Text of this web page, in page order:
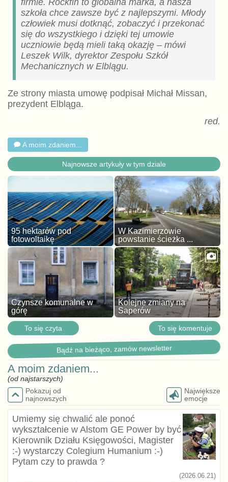
firmie. Rockfin to globalna marka, a nasza
szkoła chce zawsze być z najlepszymi. Młody
człowiek musi dotknąć, zobaczyć i przekonać
się do wszystkiego i dzięki tej umowie
uczniowie będą mieli taką okazję – mówi
Leszek Wilk, dyrektor Zespołu Szkół
Mechanicznych w Elblągu.
Ze strony miasta umowę podpisał Michał Missan,
prezydent Elbląga.
red.
A moim zdaniem...
Najnowsze artykuły w tym dziale
95 hektarów pod
fotowoltaikę
W Kazimierzowie
powstanie ścieżka ...
Czynsze komunalne w
górę
Kolejne zmiany na
Saperów
To się czyta To się komentuje
Bądź na bieżąco, zamów newsletter
A moim zdaniem...
(od najstarszych)
Pokazuj od
najnowszych
Największe
emocje
Umiemy się chwalić ale ponoć
wykształcenie w Alstom GE Power by być
Kierownik Działu Księgowości, Magister
:⁠-⁠) wystarczy Colegium Humanium :⁠-⁠)
Pytam czy to prawda ?
(2026.06.21)